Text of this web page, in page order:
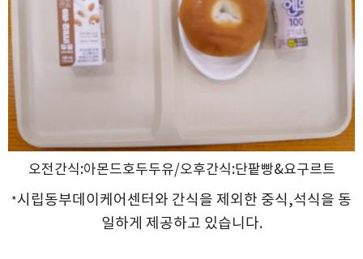
오전간식:아몬드호두두유/오후간식:단팥빵&요구르트
*시립동부데이케어센터와 간식을 제외한 중식,석식을 동
일하게 제공하고 있습니 다.